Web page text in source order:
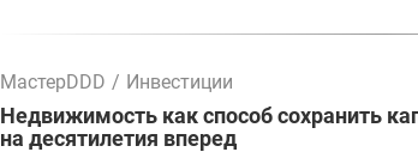
МастерDDD / Инвестиции
Недвижимость как способ сохранить
на десятилетия вперед